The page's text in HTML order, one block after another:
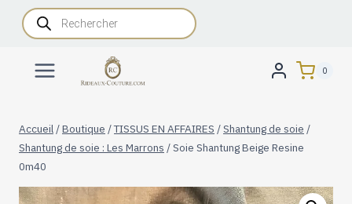
AllerRecherche
de
produits
0
Accueil /Boutique /TISSUS EN AFFAIRES /Shantung de soie /
Shantung de soie : Les Marrons /Soie Shantung Beige Resine
0m40